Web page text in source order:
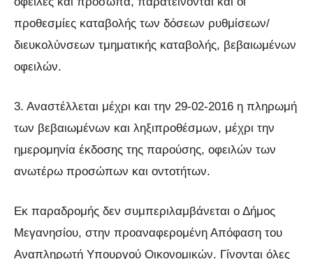
προθεσμίες καταβολής των δόσεων ρυθμίσεων/
διευκολύνσεων τμηματικής καταβολής, βεβαιωμένων
οφειλών.
3. Αναστέλλεται μέχρι και την 29-02-2016 η πληρωμή
των βεβαιωμένων και ληξιπροθέσμων, μέχρι την
ημερομηνία έκδοσης της παρούσης, οφειλών των
ανωτέρω προσώπων και οντοτήτων.
Εκ παραδρομής δεν συμπεριλαμβάνεται ο Δήμος
Μεγανησίου, στην προαναφερομένη Απόφαση του
Αναπληρωτή Υπουργού Οικονομικών. Γίνονται όλες